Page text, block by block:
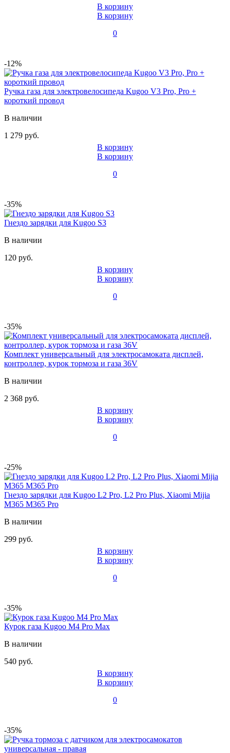
В корзину
В корзину
0
-12%
Ручка газа для электровелосипеда Kugoo V3 Pro, Pro +
короткий провод
В наличии
1 279 руб.
В корзину
В корзину
0
-35%
Гнездо зарядки для Kugoo S3
В наличии
120 руб.
В корзину
В корзину
0
-35%
Комплект универсальный для электросамоката дисплей,
контроллер, курок тормоза и газа 36V
В наличии
2 368 руб.
В корзину
В корзину
0
-25%
Гнездо зарядки для Kugoo L2 Pro, L2 Pro Plus, Xiaomi Mijia
M365 M365 Pro
В наличии
299 руб.
В корзину
В корзину
0
-35%
Курок газа Kugoo M4 Pro Max
В наличии
540 руб.
В корзину
В корзину
0
-35%